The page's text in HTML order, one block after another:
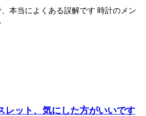
本当によくある誤解です 時計のメン
レット、気にした方がいいです